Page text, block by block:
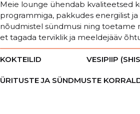
Meie lounge ühendab kvaliteetsed
programmiga, pakkudes energilist
nõudmistel sündmusi ning toetame
et tagada terviklik ja meeldejääv
KOKTEILID VESIPIIP
ÜRITUSTE JA SÜNDMUSTE